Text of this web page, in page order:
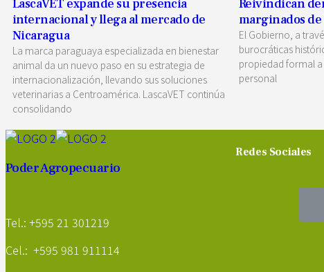
LascaVET expande su presencia
internacional y llega al mercado de
Nicaragua
La marca paraguaya especializada en bienestar
animal da un nuevo paso en su estrategia de
internacionalización, llevando sus soluciones
veterinarias a Centroamérica. LascaVET continúa
consolidando
Reivindican
marginados
El Gobierno, a
burocráticas
propiedad formal
personal
Poder Agropecuario
Tel.: +595 21 301219
Cel.: +595 981 911114
Redes Sociales